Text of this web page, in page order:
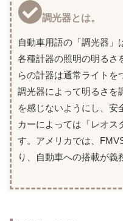
調光器とは。
自動車用語の「調光器」
各種計器の照明の明るさ
らの計器は通常ライトを
調光器によって明るさを
を感じないようにし、安
カーによっては「レオス
す。アメリカでは、
り、自動車への搭載が義